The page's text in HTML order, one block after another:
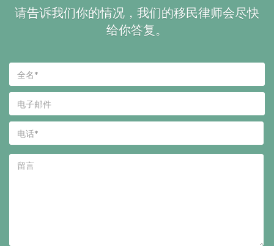
请告诉我们你的情况，我们的移民律师会尽快
给你答复。